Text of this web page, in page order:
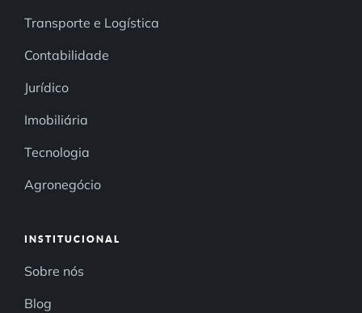
Transporte e Logística
Contabilidade
Jurídico
Imobiliária
Tecnologia
Agronegócio
INSTITUCIONAL
Sobre nós
Blog